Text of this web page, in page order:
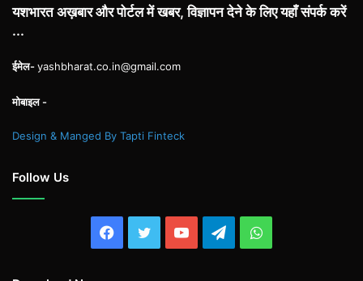
यशभारत अख़बार और पोर्टल में खबर, विज्ञापन देने के लिए यहाँ संपर्क करें
...
ईमेल-yashbharat.co.in@gmail.com
मोबाइल -
Design & Manged By Tapti Finteck
Follow Us
Facebook
TwitterYouTubeTelegramWhatsApp